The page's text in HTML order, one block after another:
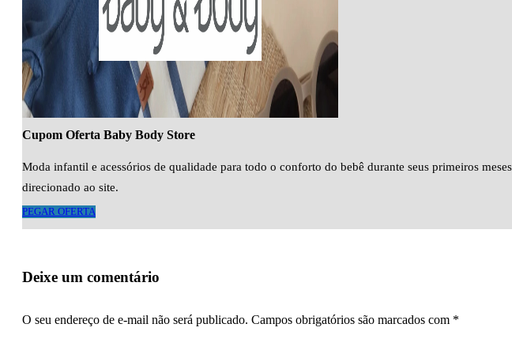
Cupom Oferta Baby Body Store
Moda infantil e acessórios de qualidade para todo o conforto do bebê durante seus primeiros
direcionado ao site.
PEGAR OFERTA
Deixe um comentário
O seu endereço de e-mail não será publicado. Campos obrigatórios são marcados com *